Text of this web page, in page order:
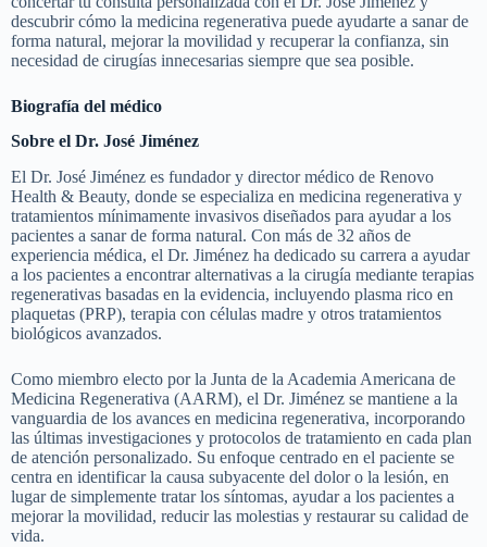
descubrir cómo la medicina regenerativa puede ayudarte a sanar de
forma natural, mejorar la movilidad y recuperar la confianza, sin
necesidad de cirugías innecesarias siempre que sea posible.
Biografía del médico
Sobre el Dr. José Jiménez
El Dr. José Jiménez es fundador y director médico de Renovo
Health & Beauty, donde se especializa en medicina regenerativa y
tratamientos mínimamente invasivos diseñados para ayudar a los
pacientes a sanar de forma natural. Con más de 32 años de
experiencia médica, el Dr. Jiménez ha dedicado su carrera a ayudar
a los pacientes a encontrar alternativas a la cirugía mediante terapias
regenerativas basadas en la evidencia, incluyendo plasma rico en
plaquetas (PRP), terapia con células madre y otros tratamientos
biológicos avanzados.
Como miembro electo por la Junta de la Academia Americana de
Medicina Regenerativa (AARM), el Dr. Jiménez se mantiene a la
vanguardia de los avances en medicina regenerativa, incorporando
las últimas investigaciones y protocolos de tratamiento en cada plan
de atención personalizado. Su enfoque centrado en el paciente se
centra en identificar la causa subyacente del dolor o la lesión, en
lugar de simplemente tratar los síntomas, ayudar a los pacientes a
mejorar la movilidad, reducir las molestias y restaurar su calidad de
vida.